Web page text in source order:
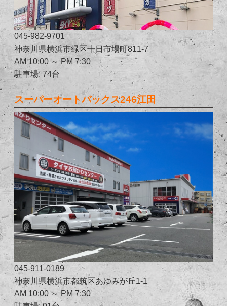
045-982-9701
神奈川県横浜市緑区十日市場町811-7
AM 10:00 ～ PM 7:30
駐車場: 74台
スーパーオートバックス246江田
045-911-0189
神奈川県横浜市都筑区あゆみが丘1-1
AM 10:00 ～ PM 7:30